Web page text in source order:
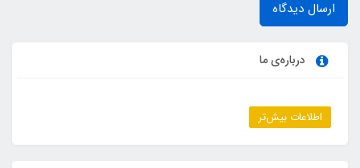
ارسال دیدگاه
درباره‌ی ما
اطلاعات بیش‌تر